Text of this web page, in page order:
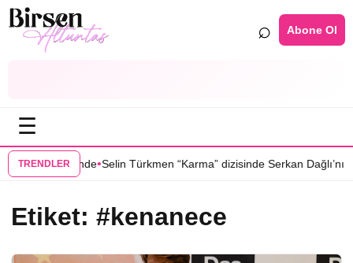
⌕ Abone Ol
☰
TRENDLER
Yer” dizisinde•Selin Türkmen “Karma” dizisinde Serkan Dağlı’nın
Etiket: #kenanece